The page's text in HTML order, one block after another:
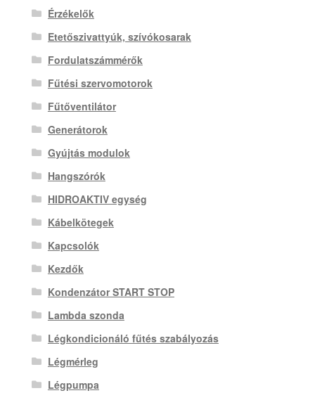
Érzékelők
Etetőszivattyúk, szívókosarak
Fordulatszámmérők
Fűtési szervomotorok
Fűtőventilátor
Generátorok
Gyújtás modulok
Hangszórók
HIDROAKTIV egység
Kábelkötegek
Kapcsolók
Kezdők
Kondenzátor START STOP
Lambda szonda
Légkondicionáló fűtés szabályozás
Légmérleg
Légpumpa